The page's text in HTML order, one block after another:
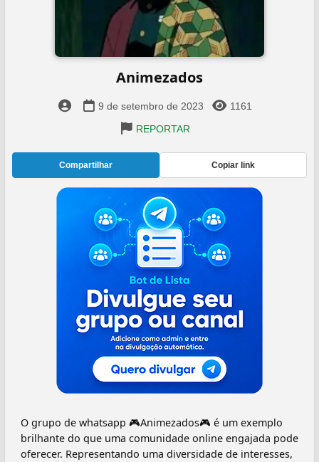
Animezados
9 de setembro de 2023
1161
REPORTAR
Compartilhar Copiar link
O grupo de whatsapp 🎮Animezados🎮 é um exemplo
brilhante do que uma comunidade online engajada pode
oferecer. Representando uma diversidade de interesses,